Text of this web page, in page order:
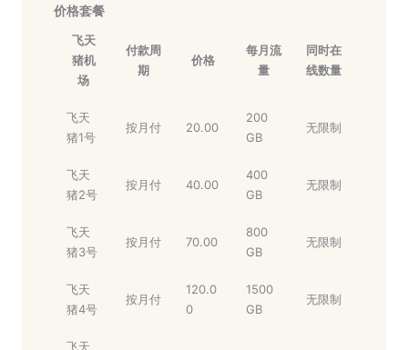
价格套餐
飞天
猪机
场
付款周
期
价格
每月流
量
同时在
线数量
飞天
猪1号
按月付 20.00
200
GB
无限制
飞天
猪2号
按月付 40.00
400
GB
无限制
飞天
猪3号
按月付 70.00
800
GB
无限制
飞天
猪4号
按月付
120.0
0
1500
GB
无限制
飞天